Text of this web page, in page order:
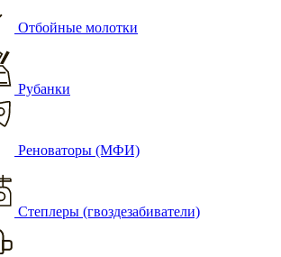
Отбойные молотки
Рубанки
Реноваторы (МФИ)
Степлеры (гвоздезабиватели)